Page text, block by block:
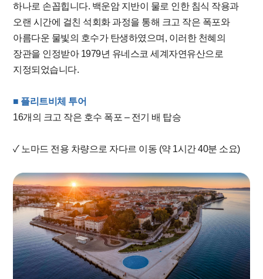
하나로 손꼽힙니다. 백운암 지반이 물로 인한 침식 작용과
오랜 시간에 걸친 석회화 과정을 통해 크고 작은 폭포와
아름다운 물빛의 호수가 탄생하였으며, 이러한 천혜의
장관을 인정받아 1979년 유네스코 세계자연유산으로
지정되었습니다.
■ 플리트비체 투어
16개의 크고 작은 호수 폭포 – 전기 배 탑승
✓ 노마드 전용 차량으로 자다르 이동 (약 1시간 40분 소요)